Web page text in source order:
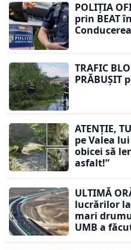
POLIȚIA
prin BEAT
TRAFIC
PRĂBUȘIT
ATENȚIE,
pe Valea
obicei să
asfalt!”
ULTIMĂ
lucrărilor
mari
UMB a